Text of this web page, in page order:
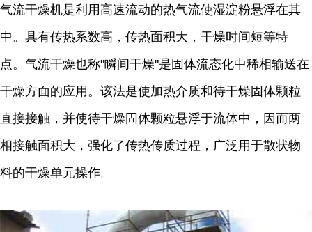
气流干燥机是利用高速流动的热气流使湿淀粉悬浮在其
中。具有传热系数高，传热面积大，干燥时间短等特
点。气流干燥也称"瞬间干燥"是固体流态化中稀相输送在
干燥方面的应用。该法是使加热介质和待干燥固体颗粒
直接接触，并使待干燥固体颗粒悬浮于流体中，因而两
相接触面积大，强化了传热传质过程，广泛用于散状物
料的干燥单元操作。